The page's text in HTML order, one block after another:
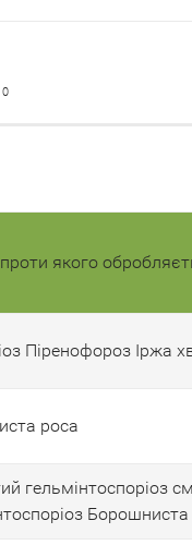
0
якого
Піренофороз Іржа
роса
гельмінтоспоріоз